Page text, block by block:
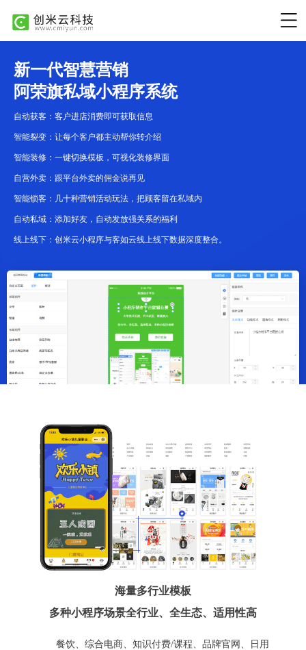
新一代智慧营销
阿荣旗私域小程序系统
自动获客：客户进店消费即可获取信息
智能裂变：让每个客户都主动帮你转介绍
智能装修：一键切换模板，可视化装修界面
自营外卖：跟平台外卖的佣金说再见
智能锁客：几十种营销活动玩法，把顾客留在私域内
自动私域：添加好友，自动发放强关系的福利
线上线下：创米云小程序与客如云线上线下数据深度整合。
海量多行业模板
多种小程序场景全行业、全生态、适用性高
餐饮、综合电商、知识付费/课程、品牌官网、日用